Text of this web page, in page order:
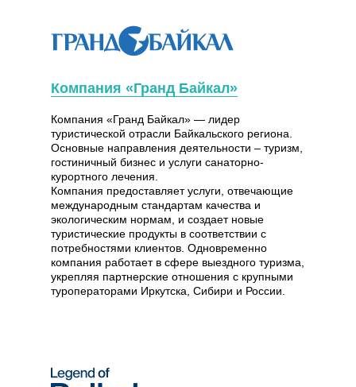
Компания «Гранд Байкал»
Компания «Гранд Байкал» — лидер
туристической отрасли Байкальского региона.
Основные направления деятельности – туризм,
гостиничный бизнес и услуги санаторно-
курортного лечения.
Компания предоставляет услуги, отвечающие
международным стандартам качества и
экологическим нормам, и создает новые
туристические продукты в соответствии с
потребностями клиентов. Одновременно
компания работает в сфере выездного туризма,
укрепляя партнерские отношения с крупными
туроператорами Иркутска, Сибири и России.